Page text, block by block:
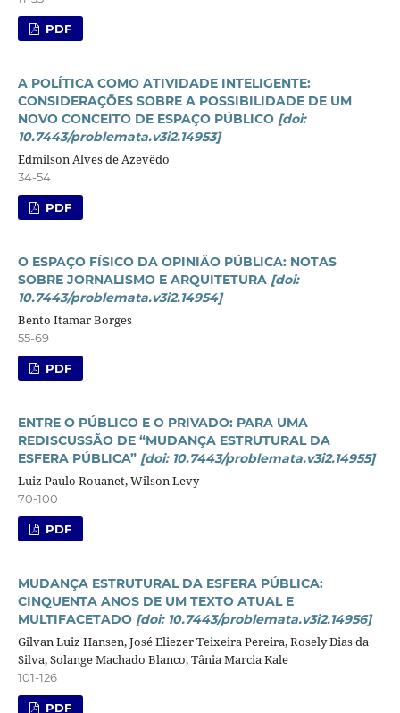
PDF
A POLÍTICA COMO ATIVIDADE INTELIGENTE:
CONSIDERAÇÕES SOBRE A POSSIBILIDADE DE UM
NOVO CONCEITO DE ESPAÇO PÚBLICO [doi:
10.7443/problemata.v3i2.14953]
Edmilson Alves de Azevêdo
34-54
PDF
O ESPAÇO FÍSICO DA OPINIÃO PÚBLICA: NOTAS
SOBRE JORNALISMO E ARQUITETURA [doi:
10.7443/problemata.v3i2.14954]
Bento Itamar Borges
55-69
PDF
ENTRE O PÚBLICO E O PRIVADO: PARA UMA
REDISCUSSÃO DE “MUDANÇA ESTRUTURAL DA
ESFERA PÚBLICA” [doi: 10.7443/problemata.v3i2.14955]
Luiz Paulo Rouanet, Wilson Levy
70-100
PDF
MUDANÇA ESTRUTURAL DA ESFERA PÚBLICA:
CINQUENTA ANOS DE UM TEXTO ATUAL E
MULTIFACETADO [doi: 10.7443/problemata.v3i2.14956]
Gilvan Luiz Hansen, José Eliezer Teixeira Pereira, Rosely Dias da
Silva, Solange Machado Blanco, Tânia Marcia Kale
101-126
PDF